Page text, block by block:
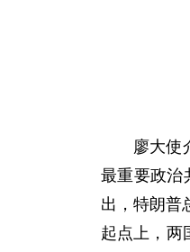
廖大使
最重要政治
出，特朗普
起点上，两